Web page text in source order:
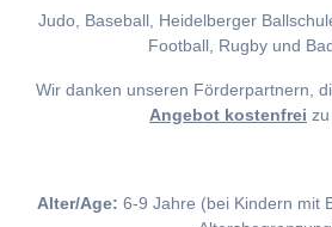
Judo, Baseball, Heidelberger
Football, Rugby und
Wir danken unseren Förderpartnern,
Angebot kostenfrei
Alter/Age: 6-9 Jahre (bei Kindern mit